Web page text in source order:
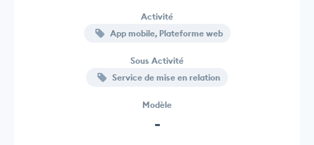
Activité
App mobile, Plateforme web
Sous Activité
Service de mise en relation
Modèle
-